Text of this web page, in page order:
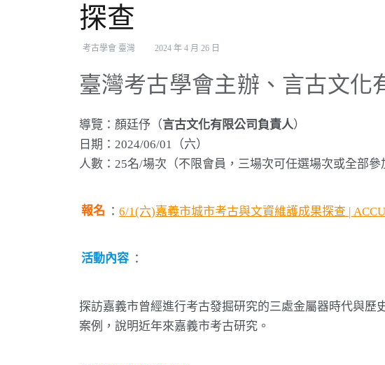
探查
考古學會 臺灣 2024 年 4 月 26 日
臺灣考古學會主辦、言古文化
導覽：顏廷伃（言古文化有限公司負責人）
日期：2024/06/01（六）
人數：25名/場次（不限會員，三場次可任選場次或全部參
報名 ：6/1(六)嘉義市城市考古與文資維護成果探查 |
活動內容 ：
探訪嘉義市曾經進行考古發掘研究的三處金屬器時代與
案例，說明近年來嘉義市考古研究。